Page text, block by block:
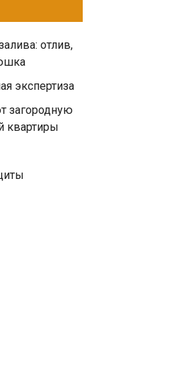
отлив,
экспертиза
загородную
квартиры